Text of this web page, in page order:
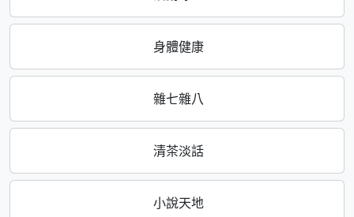
身體健康
雜七雜八
清茶淡話
小說天地